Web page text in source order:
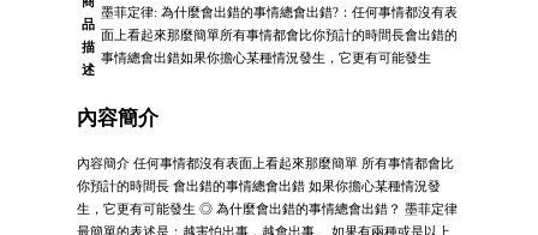
品
描
述
墨菲定律: 為什麼會出錯的事情總會出錯?：任何事情都沒有表
面上看起來那麼簡單所有事情都會比你預計的時間長會出錯的
事情總會出錯如果你擔心某種情況發生，它更有可能發生
內容簡介
內容簡介 任何事情都沒有表面上看起來那麼簡單 所有事情都會比
你預計的時間長 會出錯的事情總會出錯 如果你擔心某種情況發
生，它更有可能發生 ◎ 為什麼會出錯的事情總會出錯？ 墨菲定律
最簡單的表述是：越害怕出事，越會出事。 如果有兩種或是以上